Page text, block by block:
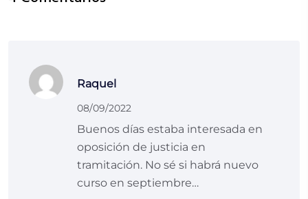
Raquel
08/09/2022
Buenos días estaba interesada en
oposición de justicia en
tramitación. No sé si habrá nuevo
curso en septiembre…